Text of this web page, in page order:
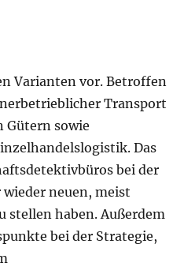
Varianten vor. Betroffen
Transport
Gütern sowie
Das
bei der
neuen, meist
haben. Außerdem
bei der Strategie,